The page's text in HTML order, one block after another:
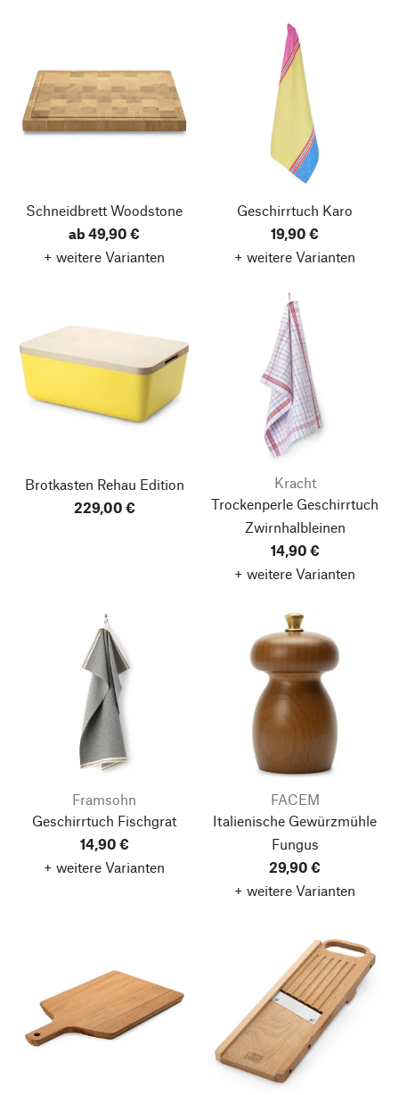
Schneidbrett Woodstone
ab 49,90 €
+ weitere Varianten
Geschirrtuch Karo
19,90 €
+ weitere Varianten
Brotkasten Rehau Edition
229,00 €
Kracht
Trockenperle Geschirrtuch
Zwirnhalbleinen
14,90 €
+ weitere Varianten
Framsohn
Geschirrtuch Fischgrat
14,90 €
+ weitere Varianten
FACEM
Italienische Gewürzmühle
Fungus
29,90 €
+ weitere Varianten